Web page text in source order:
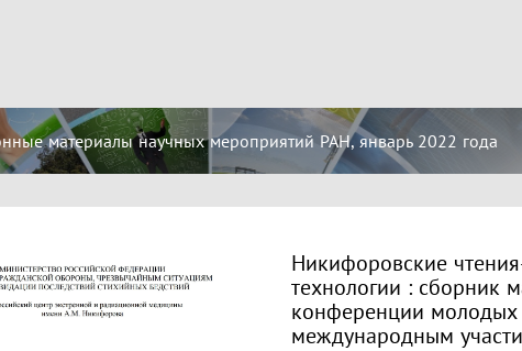
материалы научных мероприятий РАН, январь 2022 года
Никифоровские
технологии : сборник
конференции молодых
международным